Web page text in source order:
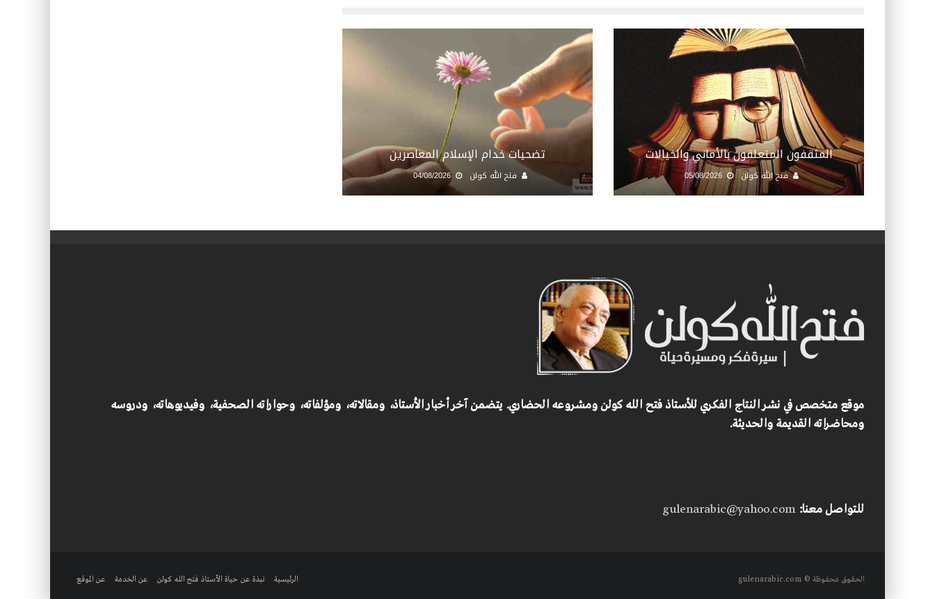
المثقفون المتعلقون بالأماني والخيالات
فتح الله كولن 05/08/2026
تضحيات خدام الإسلام المعاصرين
فتح الله كولن 04/08/2026
موقع متخصص في نشر النتاج الفكري للأستاذ فتح الله كولن ومشروعه الحضاري. يتضمن آخر أخبار الأستاذ، ومقالاته، ومؤلفاته، وحواراته الصحفية، وفيديوهاته، ودروسه
ومحاضراته القديمة والحديثة.
للتواصل معنا:gulenarabic@yahoo.com
الحقوق محفوظة © gulenarabic.com الرئيسية نبذة عن حياة الأستاذ فتح الله كولن عن الخدمة عن الموقع